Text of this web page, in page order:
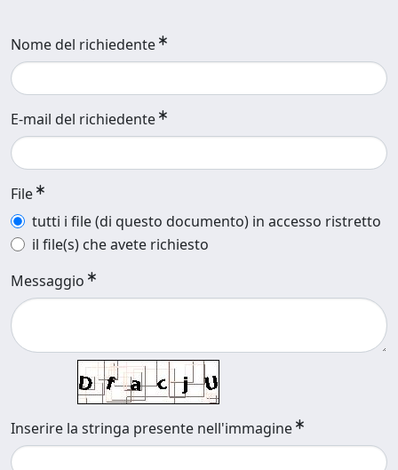
Nome del richiedente
E-mail del richiedente
File
tutti i file (di questo documento) in accesso ristretto
il file(s) che avete richiesto
Messaggio
Inserire la stringa presente nell'immagine